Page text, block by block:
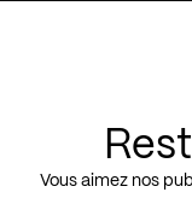
Vous aimez nos